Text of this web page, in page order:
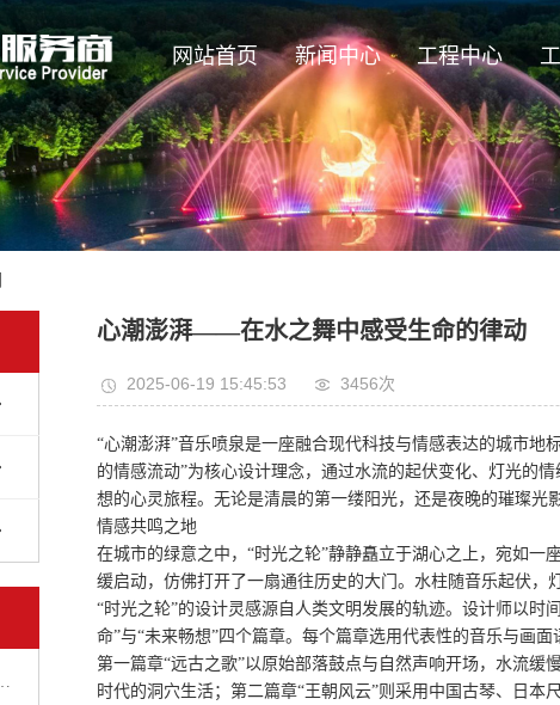
网站首页 新闻中心 工程中心
心潮澎湃——在水之舞中感受生命的律动
2025-06-19 15:45:53 3456次
“心潮澎湃”音乐喷泉是一座融合现代科技与情感表达的城市地
的情感流动”为核心设计理念，通过水流的起伏变化、灯光的
想的心灵旅程。无论是清晨的第一缕阳光，还是夜晚的璀璨光
情感共鸣之地
在城市的绿意之中，“时光之轮”静静矗立于湖心之上，宛如
缓启动，仿佛打开了一扇通往历史的大门。水柱随音乐起伏，
“时光之轮”的设计灵感源自人类文明发展的轨迹。设计师以时
命”与“未来畅想”四个篇章。每个篇章选用代表性的音乐与画
第一篇章“远古之歌”以原始部落鼓点与自然声响开场，水流
时代的洞穴生活；第二篇章“王朝风云”则采用中国古琴、日本